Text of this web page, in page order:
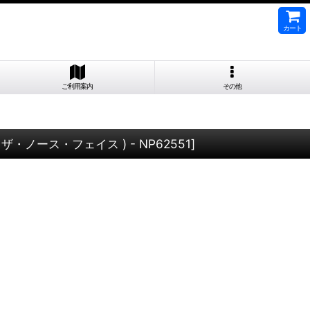
カート
ご利用案内 その他
・ノース・フェイス ) - NP62551]